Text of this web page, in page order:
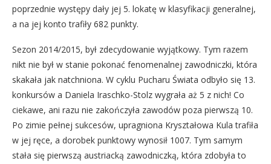
poprzednie występy dały jej 5. lokatę w klasyfikacji generalnej,
a na jej konto trafiły 682 punkty.
Sezon 2014/2015, był zdecydowanie wyjątkowy. Tym razem
nikt nie był w stanie pokonać fenomenalnej zawodniczki, która
skakała jak natchniona. W cyklu Pucharu Świata odbyło się 13.
konkursów a Daniela Iraschko-Stolz wygrała aż 5 z nich! Co
ciekawe, ani razu nie zakończyła zawodów poza pierwszą 10.
Po zimie pełnej sukcesów, upragniona Kryształowa Kula trafiła
w jej ręce, a dorobek punktowy wynosił 1007. Tym samym
stała się pierwszą austriacką zawodniczką, która zdobyła to